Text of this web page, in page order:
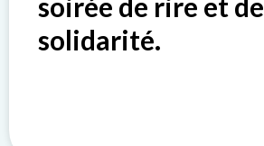
soirée de rire et de
solidarité.